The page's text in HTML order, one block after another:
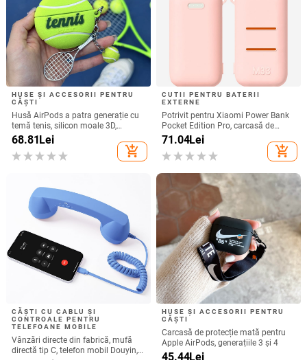
HUSE ȘI ACCESORII PENTRU
CĂȘTI
Husă AirPods a patra generație cu
temă tenis, silicon moale 3D,
compatibilă cu AirPods 3 și Pro 2
68.81 Lei
add_shopping_cart
CUTII PENTRU BATERII
EXTERNE
Potrivit pentru Xiaomi Power Bank
Pocket Edition Pro, carcasă de
protecție din silicon 33W 10000mA,
antiderapantă pentru Power Bank
71.04Lei
add_shopping_cart
CĂȘTI CU CABLU ȘI
CONTROALE PENTRU
TELEFOANE MOBILE
Vânzări directe din fabrică, mufă
directă tip C, telefon mobil Douyin,
HUSE ȘI ACCESORII PENTRU
CĂȘTI
Carcasă de protecție mată pentru
Apple AirPods, generațiile 3 și 4
45.44Lei